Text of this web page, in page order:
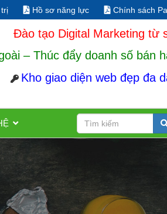
Hồ sơ năng lực Chính sách
Đào tạo Digital Marketing từ
– Thúc đẩy doanh số bán
Kho giao diện web đẹp đa